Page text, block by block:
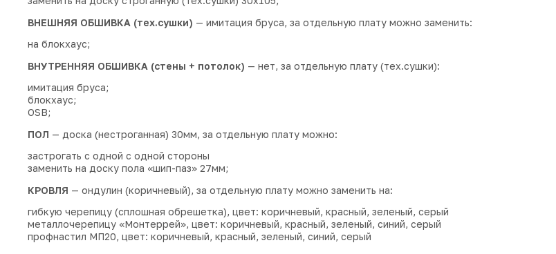
ВНЕШНЯЯ ОБШИВКА (тех.сушки) — имитация бруса, за отдельную плату можно заменить:
на блокхаус;
ВНУТРЕННЯЯ ОБШИВКА (стены + потолок) — нет, за отдельную плату (тех.сушки):
имитация бруса;
блокхаус;
OSB;
ПОЛ — доска (нестроганная) 30мм, за отдельную плату можно:
застрогать с одной с одной стороны
заменить на доску пола «шип-паз» 27мм;
КРОВЛЯ — ондулин (коричневый), за отдельную плату можно заменить на:
гибкую черепицу (сплошная обрешетка), цвет: коричневый, красный, зеленый, серый
металлочерепицу «Монтеррей», цвет: коричневый, красный, зеленый, синий, серый
профнастил МП20, цвет: коричневый, красный, зеленый, синий, серый